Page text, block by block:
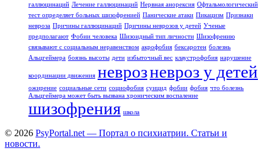
галлюцинаций Лечение галлюцинаций Нервная анорексия Офтальмологический
тест определяет больных шизофренией Панические атаки Пикацизм Признаки
невроза Причины галлюцинаций Причины неврозов у детей Ученые
предполагают Фобии человека Шизоидный тип личности Шизофрению
связывают с социальным неравенством акрофобия бексаротен болезнь
Альцгеймера боязнь высоты дети избыточный вес клаустрофобия нарушение
координации движения неврозневроз у детей
ожирение социальные сети социофобия суицид фобии фобия что болезнь
Альцгеймера может быть вызвана хроническим воспаление
шизофрения школа
© 2026 PsyPortal.net — Портал о психиатрии. Статьи и
новости.